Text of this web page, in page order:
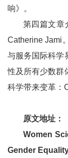
响》。
第四篇文章
Catherine Jami
与服务国际科学
性及所有少数群
科学带来变革：
原文地址：
Women
Gender